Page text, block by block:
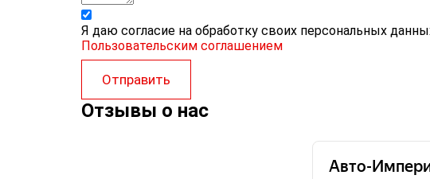
Я даю согласие на обработку своих персональных
Пользовательским соглашением
Отправить
Отзывы о нас